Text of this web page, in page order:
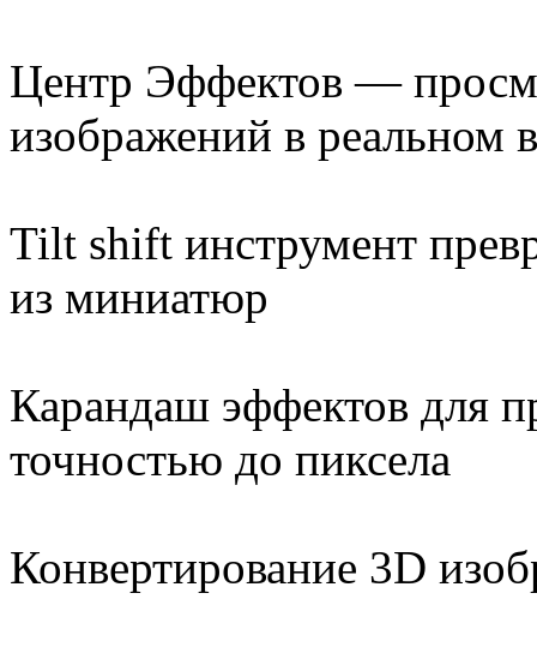
Центр Эффектов —
изображений в реальном
Tilt shift инструмент
из миниатюр
Карандаш эффектов для
точностью до пиксела
Конвертирование 3D